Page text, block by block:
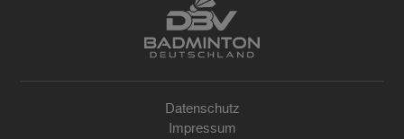
Datenschutz
Impressum